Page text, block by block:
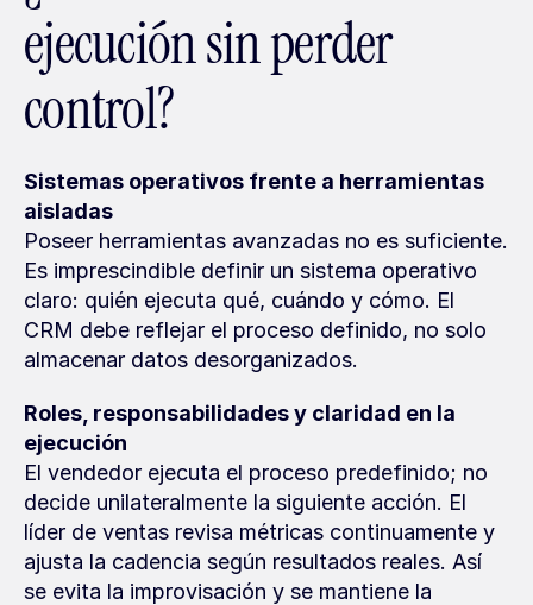
ejecución sin perder
control?
Sistemas operativos frente a herramientas
aisladas
Poseer herramientas avanzadas no es suficiente.
Es imprescindible definir un sistema operativo
claro: quién ejecuta qué, cuándo y cómo. El
CRM debe reflejar el proceso definido, no solo
almacenar datos desorganizados.
Roles, responsabilidades y claridad en la
ejecución
El vendedor ejecuta el proceso predefinido; no
decide unilateralmente la siguiente acción. El
líder de ventas revisa métricas continuamente y
ajusta la cadencia según resultados reales. Así
se evita la improvisación y se mantiene la